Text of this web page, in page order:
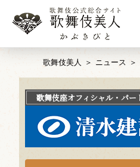
歌舞伎美人 ニュース
歌舞伎座オフィシャル・パー